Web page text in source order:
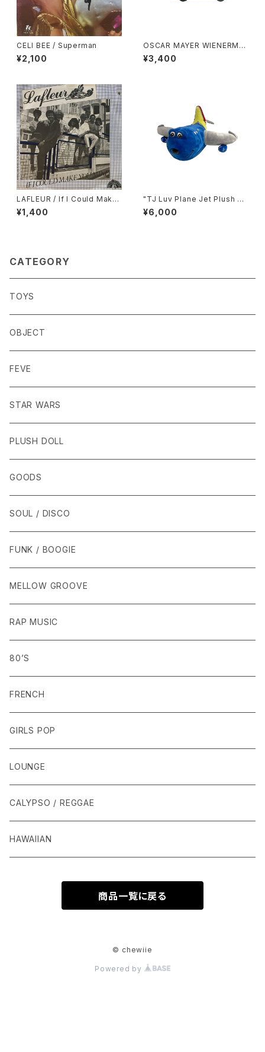
CELI BEE / Superman
¥2,100
OSCAR MAYER WIENERMO
BILE PLASTIC BANK
¥3,400
LAFLEUR / If I Could Make
You Mine
¥1,400
"TJ Luv Plane Jet Plush do
ll" ・ Southwest Airlines
¥6,000
CATEGORY
TOYS
OBJECT
FEVE
STAR WARS
PLUSH DOLL
GOODS
SOUL / DISCO
FUNK / BOOGIE
MELLOW GROOVE
RAP MUSIC
80’S
FRENCH
GIRLS POP
LOUNGE
CALYPSO / REGGAE
HAWAIIAN
商品一覧に戻る
© chewiie
Powered by